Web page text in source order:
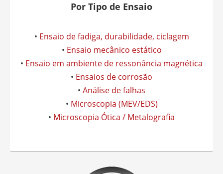
Por Tipo de Ensaio
• Ensaio de fadiga, durabilidade, ciclagem
• Ensaio mecânico estático
• Ensaio em ambiente de ressonância magnética
• Ensaios de corrosão
• Análise de falhas
• Microscopia (MEV/EDS)
• Microscopia Ótica / Metalografia